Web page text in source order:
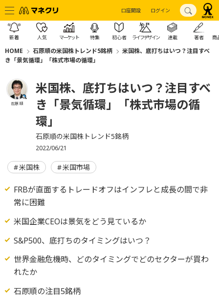
口座開設 ログイン
新着 人気 マーケット 特集 初心者 ライフデザイン 連載 著者 商
HOME 石原順の米国株トレンド5銘柄
米国株、底打ちはいつ？注目すべ
き「景気循環」「株式市場の循環」
石原 順
米国株、底打ちはいつ？注目すべ
き「景気循環」「株式市場の循
環」
石原順の米国株トレンド5銘柄
2022/06/21
米国株 米国市場
FRBが直面するトレードオフはインフレと成長の間で非
常に困難
米国企業CEOは景気をどう見ているか
S&P500、底打ちのタイミングはいつ？
世界金融危機時、どのタイミングでどのセクターが買わ
れたか
石原順の注目5銘柄